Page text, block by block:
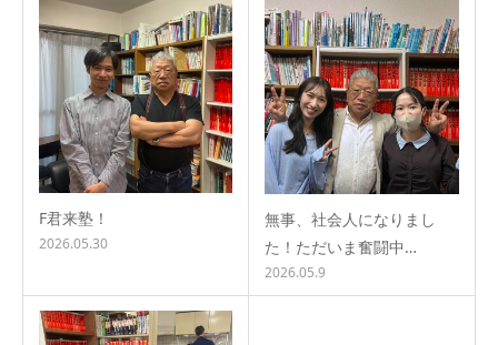
F君来塾！
2026.05.30
無事、社会人になりまし
た！ただいま奮闘中…
2026.05.9